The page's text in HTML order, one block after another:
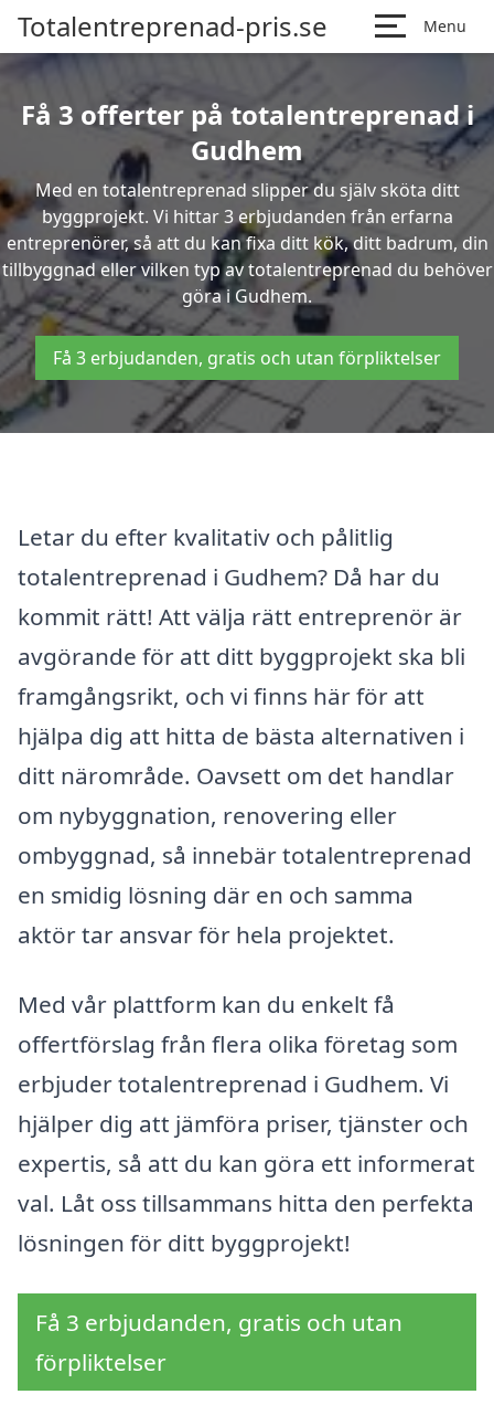
Totalentreprenad-pris.se Menu
Få 3 offerter på totalentreprenad i
Gudhem
Med en totalentreprenad slipper du själv sköta ditt
byggprojekt. Vi hittar 3 erbjudanden från erfarna
entreprenörer, så att du kan fixa ditt kök, ditt badrum, din
tillbyggnad eller vilken typ av totalentreprenad du behöver
göra i Gudhem.
Få 3 erbjudanden, gratis och utan förpliktelser
Letar du efter kvalitativ och pålitlig
totalentreprenad i Gudhem? Då har du
kommit rätt! Att välja rätt entreprenör är
avgörande för att ditt byggprojekt ska bli
framgångsrikt, och vi finns här för att
hjälpa dig att hitta de bästa alternativen i
ditt närområde. Oavsett om det handlar
om nybyggnation, renovering eller
ombyggnad, så innebär totalentreprenad
en smidig lösning där en och samma
aktör tar ansvar för hela projektet.
Med vår plattform kan du enkelt få
offertförslag från flera olika företag som
erbjuder totalentreprenad i Gudhem. Vi
hjälper dig att jämföra priser, tjänster och
expertis, så att du kan göra ett informerat
val. Låt oss tillsammans hitta den perfekta
lösningen för ditt byggprojekt!
Få 3 erbjudanden, gratis och utan
förpliktelser